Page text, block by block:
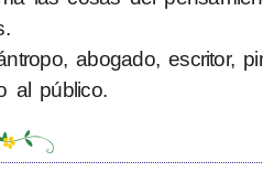
abogado, escritor,
al público.